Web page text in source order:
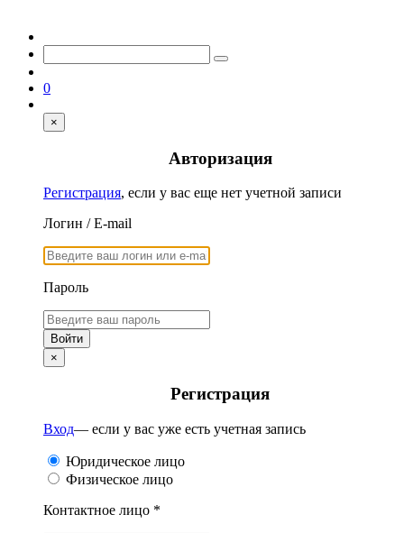
0
×
Авторизация
Регистрация, если у вас еще нет учетной записи
Логин / E-mail
Пароль
×
Регистрация
Вход— если у вас уже есть учетная запись
Юридическое лицо
Физическое лицо
Контактное лицо *